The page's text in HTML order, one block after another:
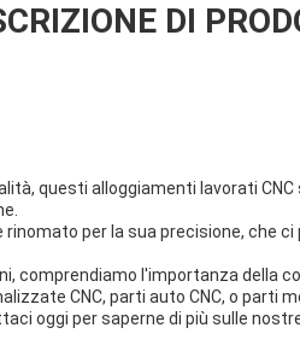
DI
questi alloggiamenti lavorati
rinomato per la sua precisione, che
comprendiamo l'importanza della
CNC, parti auto CNC, o parti
oggi per saperne di più sulle